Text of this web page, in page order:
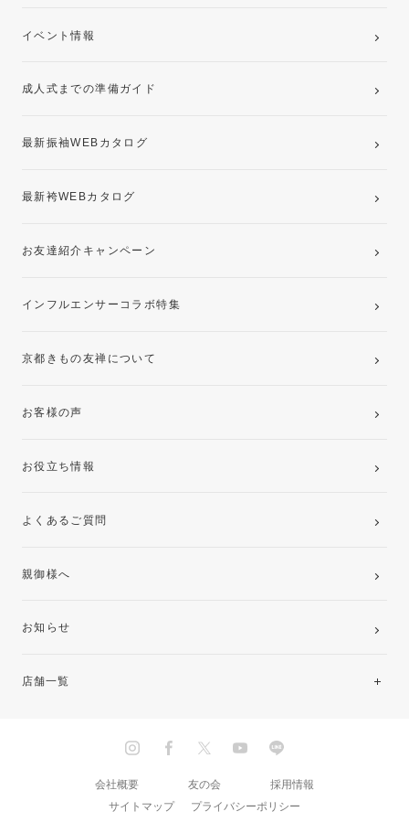
卒業袴レンタルプラン
イベント情報
成人式までの準備ガイド
最新振袖WEBカタログ
最新袴WEBカタログ
お友達紹介キャンペーン
インフルエンサーコラボ特集
京都きもの友禅について
お客様の声
お役立ち情報
よくあるご質問
親御様へ
お知らせ
店舗一覧
会社概要 友の会
採用情報
サイトマップ
プライバシーポリシー